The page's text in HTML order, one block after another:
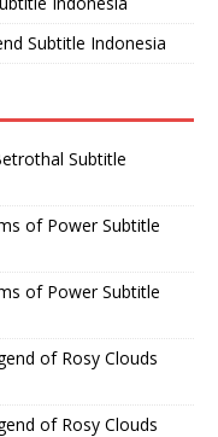
Subtitle Indonesia
Subtitle
of Power Subtitle
of Power Subtitle
of Rosy Clouds
of Rosy Clouds